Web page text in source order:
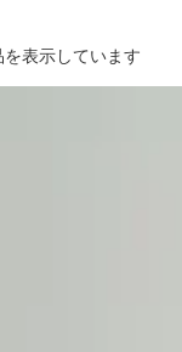
表示しています